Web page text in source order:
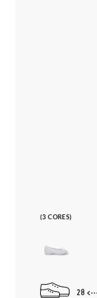
(3 CORES)
28